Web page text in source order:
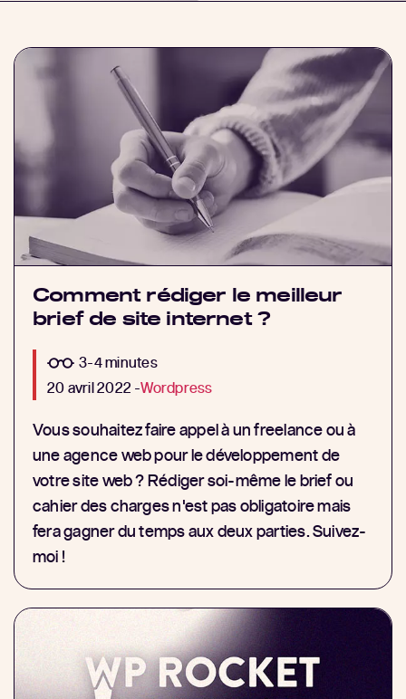
Comment rédiger le meilleur
brief de site internet ?
3-4 minutes
20 avril 2022 -Wordpress
Vous souhaitez faire appel à un freelance ou à
une agence web pour le développement de
votre site web ? Rédiger soi-même le brief ou
cahier des charges n'est pas obligatoire mais
fera gagner du temps aux deux parties. Suivez-
moi !